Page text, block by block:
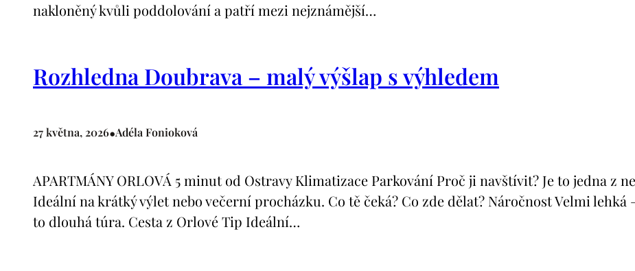
nakloněný kvůli poddolování a patří mezi nejznámější…
Rozhledna Doubrava – malý výšlap s výhledem
27 května, 2026•Adéla Fonioková
APARTMÁNY ORLOVÁ 5 minut od Ostravy Klimatizace Parkování Proč ji navštívit? Je to jedna z
Ideální na krátký výlet nebo večerní procházku. Co tě čeká? Co zde dělat? Náročnost Velmi
to dlouhá túra. Cesta z Orlové Tip Ideální…